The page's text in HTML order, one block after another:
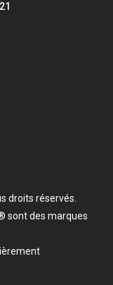
droits réservés.
sont des marques